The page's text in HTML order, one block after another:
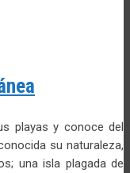
playas y conoce del
su naturaleza,
una isla plagada de